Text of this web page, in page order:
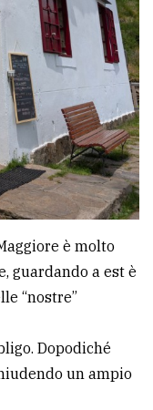
è molto
guardando a est è
“nostre”
Dopodiché
un ampio